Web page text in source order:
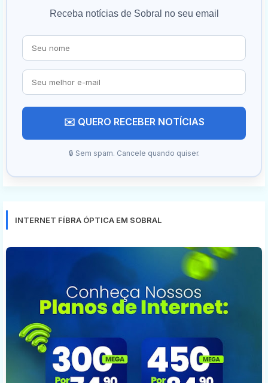
Receba notícias de Sobral no seu email
✉️ QUERO RECEBER NOTÍCIAS
🔒 Sem spam. Cancele quando quiser.
INTERNET FÍBRA ÓPTICA EM SOBRAL